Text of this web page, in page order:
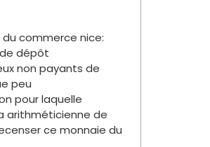
commerce nice:
dépôt
non payants de
peu
pour laquelle
arithméticienne de
ce monnaie du